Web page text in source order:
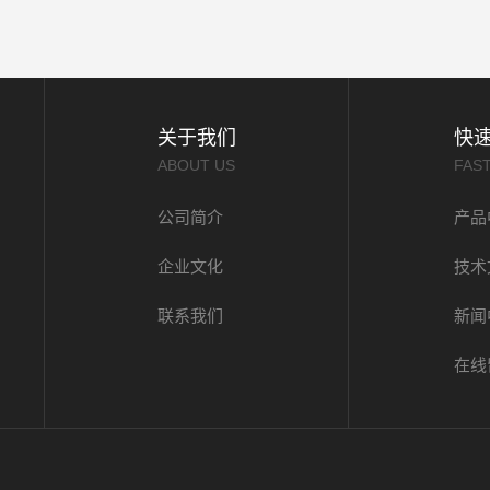
关于我们
ABOUT US
公司简介
企业文化
联系我们
快
产
技术
新
在